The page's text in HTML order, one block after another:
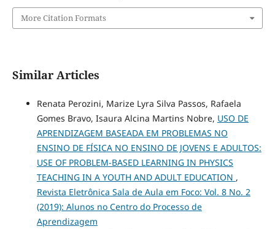
More Citation Formats
Similar Articles
Renata Perozini, Marize Lyra Silva Passos, Rafaela
Gomes Bravo, Isaura Alcina Martins Nobre, USO DE
APRENDIZAGEM BASEADA EM PROBLEMAS NO
ENSINO DE FÍSICA NO ENSINO DE JOVENS E ADULTOS:
USE OF PROBLEM-BASED LEARNING IN PHYSICS
TEACHING IN A YOUTH AND ADULT EDUCATION ,
Revista Eletrônica Sala de Aula em Foco: Vol. 8 No. 2
(2019): Alunos no Centro do Processo de
Aprendizagem